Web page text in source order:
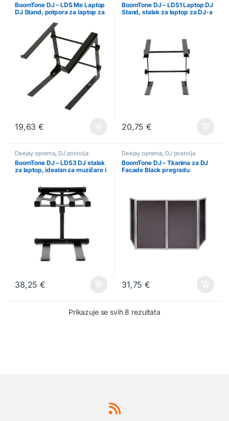
BoomTone DJ – LDS Me Laptop
DJ Stand, potpora za laptop za
19,63€
BoomTone DJ – LDS1 Laptop DJ
Stand, stalak za laptop za DJ-a
20,75€
Deejay oprema, DJ postolja
BoomTone DJ – LDS3 DJ stalak
za laptop, idealan za muzičare i
38,25€
Deejay oprema, DJ postolja
BoomTone DJ – Tkanina za DJ
Facade Black pregradu
31,75€
Prikazuje se svih 8 rezultata